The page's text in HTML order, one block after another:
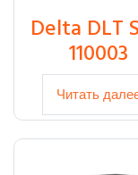
Delta DLT
110003
Читать